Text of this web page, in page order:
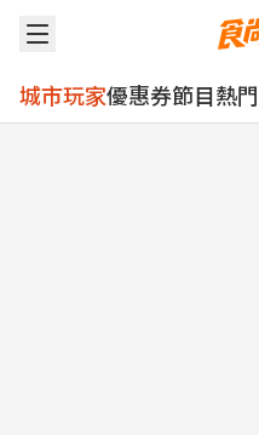
城市玩家優惠券節目熱門